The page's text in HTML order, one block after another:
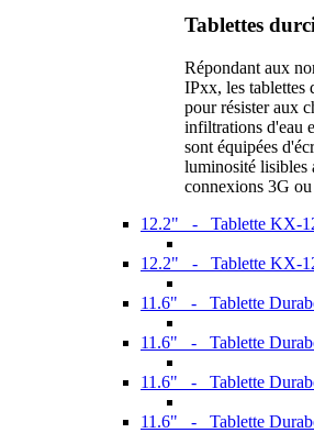
Tablettes
Répondant aux
IPxx, les tablettes
pour résister aux
infiltrations d'eau
sont équipées
luminosité lisibles
connexions 3G
12.2" - Tablette KX-
12.2" - Tablette KX-
11.6" - Tablette
11.6" - Tablette
11.6" - Tablette
11.6" - Tablette